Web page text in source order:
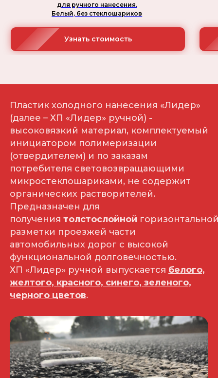
для ручного нанесения.
Белый, без стеклошариков
Узнать стоимость
Пластик холодного нанесения «Лидер»
(далее – ХП «Лидер» ручной) -
высоковязкий материал, комплектуемый
инициатором полимеризации
(отвердителем) и по заказам
потребителя световозвращающими
микростеклошариками, не содержит
органических растворителей.
Предназначен для
получения толстослойной
разметки проезжей части
автомобильных дорог с высокой
функциональной долговечностью.
ХП «Лидер» ручной выпускается белого,
желтого, красного, синего, зеленого,
черного цветов.